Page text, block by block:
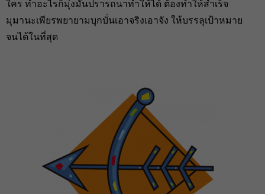
ใคร ทำอะไรก็มุ่งมั่นปรารถนาทำให้ได้ ต้องทำให้สำเร็จ
มุมานะเพียรพยายามบุกบั่นเอาจริงเอาจัง ให้บรรลุเป้าหมาย
จนได้ในที่สุด